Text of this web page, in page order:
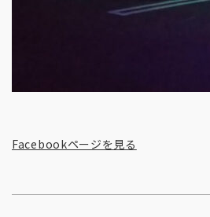
Facebookページを見る